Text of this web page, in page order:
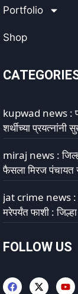
Portfolio
Shop
kupwad news :
शर्थीच्या प्रयत्नांनी
miraj news :
फैसला मिरज पंचायत
jat crime news :
मरेपर्यंत फाशी :
FOLLOW US